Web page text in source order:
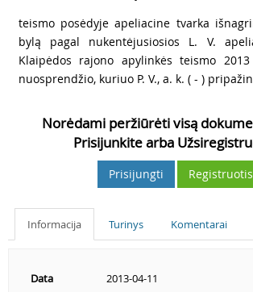
teismo posėdyje apeliacine tvarka
bylą pagal nukentėjusiosios L. V.
Klaipėdos rajono apylinkės teismo
nuosprendžio, kuriuo P. V., a. k. ( - )
Norėdami peržiūrėti visą
Prisijunkite arba
Prisijungti Registruotis
Informacija Turinys Komentarai
Data
2013-04-11